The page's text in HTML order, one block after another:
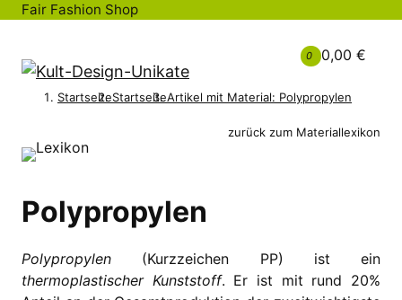
Fair Fashion Shop
0 0,00 €
StartseiteStartseiteArtikel mit Material: Polypropylen
zurück zum Materiallexikon
Polypropylen
Polypropylen (Kurzzeichen PP) ist ein
thermoplastischer Kunststoff. Er ist mit rund 20%